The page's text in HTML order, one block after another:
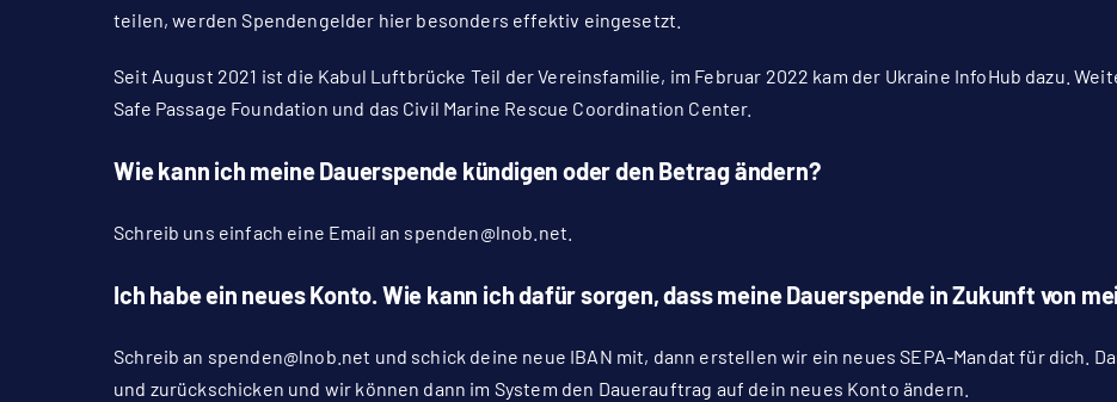
teilen, werden Spendengelder hier besonders effektiv eingesetzt.
Seit August 2021 ist die Kabul Luftbrücke Teil der Vereinsfamilie, im Februar 2022 kam der Ukraine InfoHub dazu.
Safe Passage Foundation und das Civil Marine Rescue Coordination Center.
Wie kann ich meine Dauerspende kündigen oder den Betrag ändern?
Schreib uns einfach eine Email an spenden@lnob.net
Ich habe ein neues Konto. Wie kann ich dafür sorgen, dass meine Dauerspende in Zukunft von
Schreib an spenden@lnob.net und schick deine neue IBAN mit, dann erstellen wir ein neues SEPA-Mandat für dich.
und zurückschicken und wir können dann im System den Dauerauftrag auf dein neues Konto ändern.